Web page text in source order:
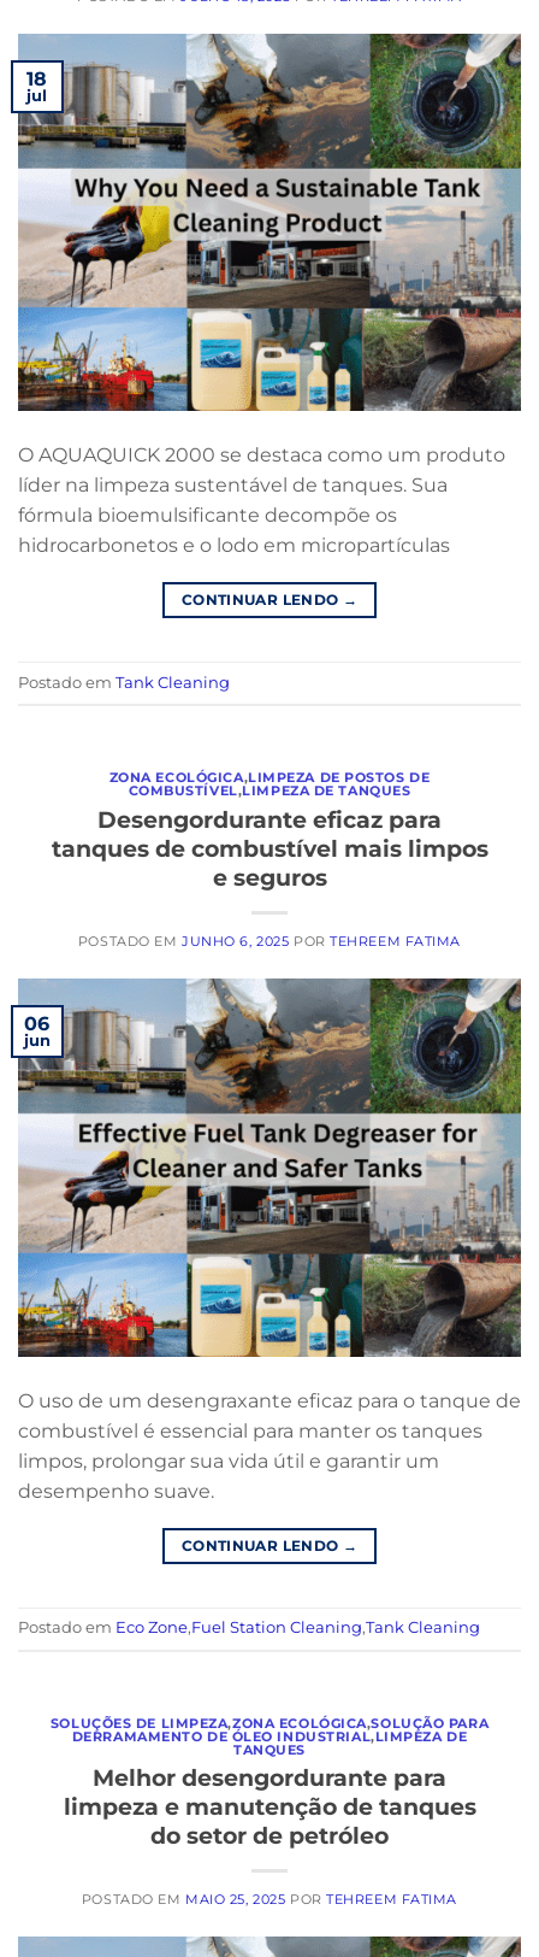
18
jul
O AQUAQUICK 2000 se destaca como um produto
líder na limpeza sustentável de tanques. Sua
fórmula bioemulsificante decompõe os
hidrocarbonetos e o lodo em micropartículas
CONTINUAR LENDO →
Postado em Tank Cleaning
ZONA ECOLÓGICA,LIMPEZA DE POSTOS DE
COMBUSTÍVEL,LIMPEZA DE TANQUES
Desengordurante eficaz para
tanques de combustível mais limpos
e seguros
POSTADO EMJUNHO 6, 2025 PORTEHREEM FATIMA
06
jun
O uso de um desengraxante eficaz para o tanque de
combustível é essencial para manter os tanques
limpos, prolongar sua vida útil e garantir um
desempenho suave.
CONTINUAR LENDO →
Postado em Eco Zone,Fuel Station Cleaning,Tank Cleaning
SOLUÇÕES DE LIMPEZA,ZONA ECOLÓGICA,SOLUÇÃO PARA
DERRAMAMENTO DE ÓLEO INDUSTRIAL,LIMPEZA DE
TANQUES
Melhor desengordurante para
limpeza e manutenção de tanques
do setor de petróleo
POSTADO EM MAIO 25, 2025 PORTEHREEM FATIMA